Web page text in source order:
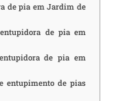
de pia em Jardim de
de pia em
de pia em
entupimento de pias